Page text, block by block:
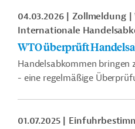
04.03.2026 Zollmeldung
Internationale
WTO überprüft
Handelsabkommen bringen
- eine regelmäßige
01.07.2025